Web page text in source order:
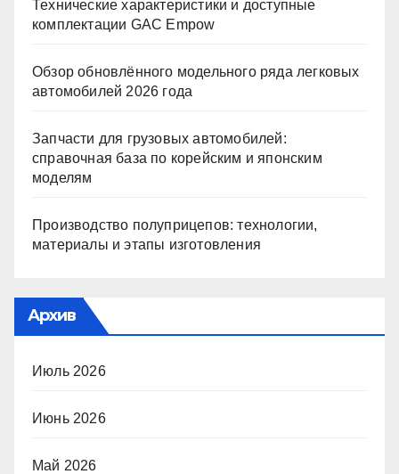
Технические характеристики и доступные
комплектации GAC Empow
Обзор обновлённого модельного ряда легковых
автомобилей 2026 года
Запчасти для грузовых автомобилей:
справочная база по корейским и японским
моделям
Производство полуприцепов: технологии,
материалы и этапы изготовления
Архив
Июль 2026
Июнь 2026
Май 2026